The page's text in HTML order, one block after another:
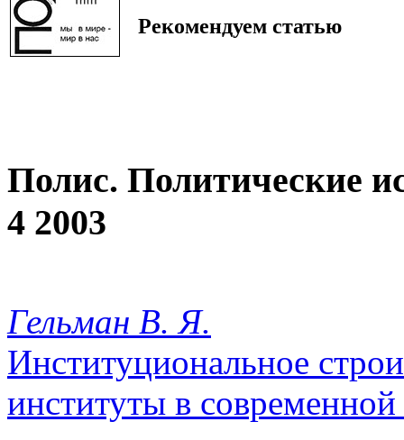
Рекомендуем статью
Полис. Политические
4 2003
Гельман В. Я.
Институциональное
институты в